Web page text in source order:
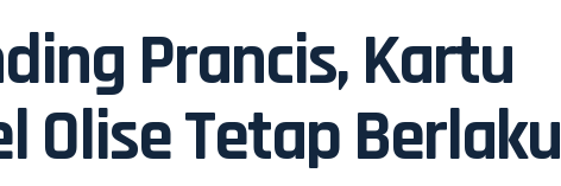
Prancis, Kartu
Olise Tetap Berlaku